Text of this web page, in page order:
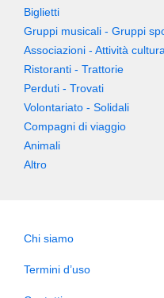
Biglietti
Gruppi musicali - Gruppi
Associazioni - Attività
Ristoranti - Trattorie
Perduti - Trovati
Volontariato - Solidali
Compagni di viaggio
Animali
Altro
Chi siamo
Termini d’uso